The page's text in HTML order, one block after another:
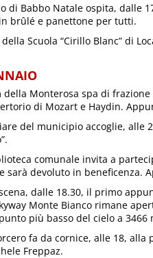
di Babbo Natale ospita, dalle
brûlé e panettone per tutti.
Scuola “Cirillo Blanc” di
della Monterosa spa di
di Mozart e Haydin.
del municipio accoglie, alle
comunale invita a
sarà devoluto in beneficenza.
dalle 18.30, il primo
Monte Bianco rimane
più basso del cielo a
fa da cornice, alle 18,
Freppaz.